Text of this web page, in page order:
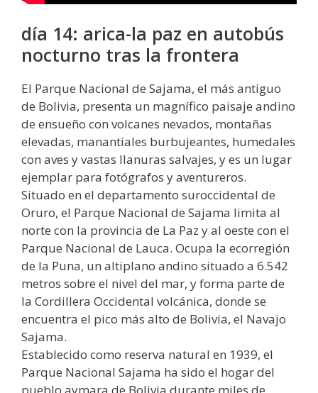
día 14: arica-la paz en autobús
nocturno tras la frontera
El Parque Nacional de Sajama, el más antiguo
de Bolivia, presenta un magnífico paisaje andino
de ensueño con volcanes nevados, montañas
elevadas, manantiales burbujeantes, humedales
con aves y vastas llanuras salvajes, y es un lugar
ejemplar para fotógrafos y aventureros.
Situado en el departamento suroccidental de
Oruro, el Parque Nacional de Sajama limita al
norte con la provincia de La Paz y al oeste con el
Parque Nacional de Lauca. Ocupa la ecorregión
de la Puna, un altiplano andino situado a 6.542
metros sobre el nivel del mar, y forma parte de
la Cordillera Occidental volcánica, donde se
encuentra el pico más alto de Bolivia, el Navajo
Sajama.
Establecido como reserva natural en 1939, el
Parque Nacional Sajama ha sido el hogar del
pueblo aymara de Bolivia durante miles de